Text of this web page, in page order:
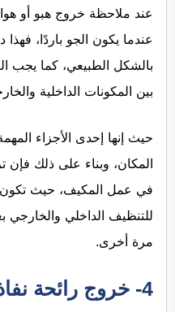
عند ملاحظة خروج هبو أو
عندما يكون الجو باردًا،
بالشكل الطبيعي، كما يجب
بين المكونات الداخلية
حيث إنها إحدى الأجزاء
المكان، وبناء على ذلك فإن
في عمل المكيف، حيث
للتنظيف الداخلي والخارجي
مرة أخرى.
4- خروج رائحة نفاذة من المكيف